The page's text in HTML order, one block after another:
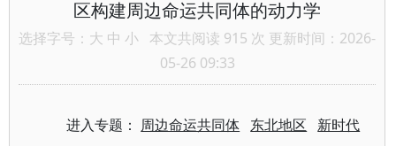
区构建周边命运共同体的动力学
选择字号： 大 中 小 本文共阅读 915 次 更新时间：2026-
05-26 09:33
进入专题： 周边命运共同体 东北地区 新时代